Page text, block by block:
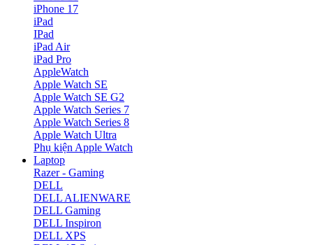
iPhone 17
iPad
IPad
iPad Air
iPad Pro
AppleWatch
Apple Watch SE
Apple Watch SE G2
Apple Watch Series 7
Apple Watch Series 8
Apple Watch Ultra
Phụ kiện Apple Watch
Laptop
Razer - Gaming
DELL
DELL ALIENWARE
DELL Gaming
DELL Inspiron
DELL XPS